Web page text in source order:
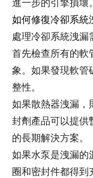
進一步的引擎損壞。
如何修復冷卻系統
處理冷卻系統洩漏
首先檢查所有的軟
象。如果發現軟管
整性。
如果散熱器洩漏，
封劑產品可以提供
的長期解決方案。
如果水泵是洩漏的
圈和密封件都得到